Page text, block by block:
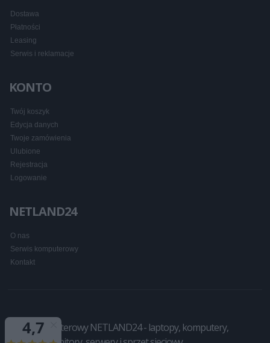
Dostawa
Płatności
Leasing
Serwis i reklamacje
KONTO
Twój koszyk
Edycja danych
Twoje zamówienia
Ulubione
Rejestracja
Logowanie
NETLAND24
O nas
Serwis komputerowy
Kontakt
Sklep komputerowy NETLAND24 - laptopy, komputery,